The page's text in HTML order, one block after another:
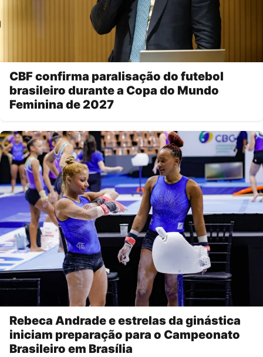
CBF confirma paralisação do futebol
brasileiro durante a Copa do Mundo
Feminina de 2027
Rebeca Andrade e estrelas da ginástica
iniciam preparação para o Campeonato
Brasileiro em Brasília